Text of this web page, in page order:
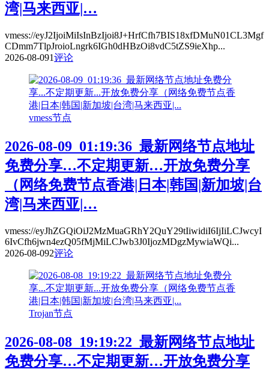
湾|马来西亚|…
vmess://eyJ2IjoiMiIsInBzIjoi8J+HrfCfh7BIS18xfDMuN01CL3Mgf
CDmm7TlpJroioLngrk6IGh0dHBzOi8vdC5tZS9ieXhp...
2026-08-091评论
vmess节点
2026-08-09_01:19:36_最新网络节点地址
免费分享…不定期更新…开放免费分享
（网络免费节点香港|日本|韩国|新加坡|台
湾|马来西亚|…
vmess://eyJhZGQiOiJ2MzMuaGRhY2QuY29tIiwidiI6IjIiLCJwcyI
6IvCfh6jwn4ezQ05fMjMiLCJwb3J0IjozMDgzMywiaWQi...
2026-08-092评论
Trojan节点
2026-08-08_19:19:22_最新网络节点地址
免费分享…不定期更新…开放免费分享